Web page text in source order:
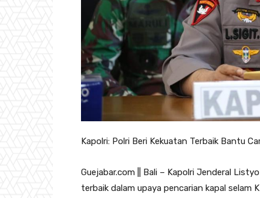
Kapolri: Polri Beri Kekuatan Terbaik Bantu
Guejabar.com || Bali – Kapolri Jenderal
terbaik dalam upaya pencarian kapal selam